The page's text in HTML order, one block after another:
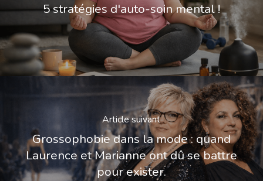
5 stratégies d'auto-soin mental !
Article suivant
Grossophobie dans la mode : quand
Laurence et Marianne ont dû se battre
pour exister.